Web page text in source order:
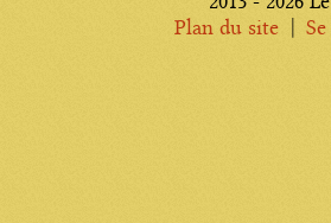
Plan du site